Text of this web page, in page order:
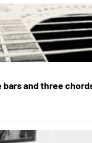
bars and three